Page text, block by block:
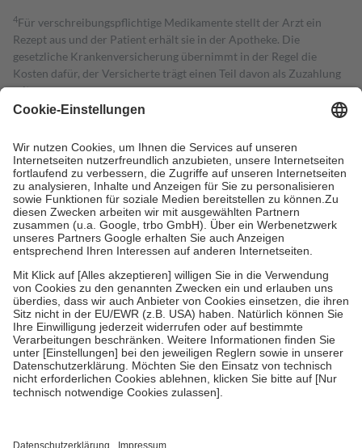
4Für verschreibungspflichtige Medikamente stellt der Arzt ein
Rezept aus und der Patient erhält sie in der Apotheke. Die
gesetzliche Krankenversicherung übernimmt in der Regel die
Kosten dafür, der Versicherte trägt einen Teil davon als Zuzahlung
mit.
Grundsätzlich leisten Mitglieder Zuzahlungen in Höhe von zehn
höchstens zehn Euro.
Es sind jedoch nie mehr als die tatsächlichen
Kosten der Leistung zu entrichten.
Diese Regeln gelten grundsätzlich auch für Online-Apotheken.
Bei Heilmitteln und häuslicher Krankenpflege beträgt die
Zuzahlung zehn Prozent der Kosten sowie zehn Euro je
Verordnung.
Um das Engagement der Versicherten für ihre eigene Gesundheit zu
stärken und die besondere Stellung der Familie zu unterstützen,
fallenkeine Zuzahlungenan bei:
• Kindern und Jugendlichen bis zum vollendeten 18. Lebensjahr
mit Ausnahme der Fahrkosten
• Untersuchungen zur Vorsorge und Früherkennung, die von der
GKV getragen werden
• empfohlenen Schutzimpfungen
• Harn- und Blutteststreifen
getroffen, um sicherzustellen, dass es sich um echte Bewertungen